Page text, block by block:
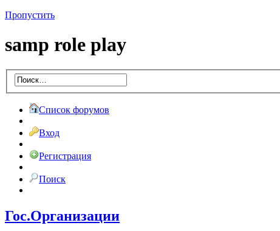
Пропустить
samp role play
Список форумов
Вход
Регистрация
Поиск
Гос.Организации